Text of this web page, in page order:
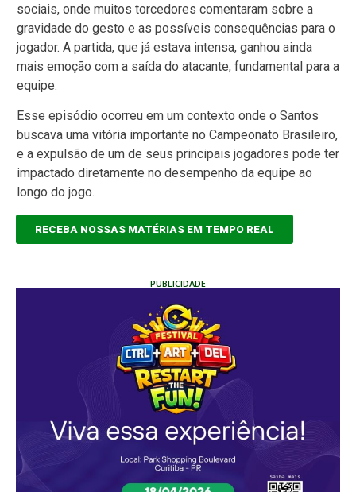
sociais, onde muitos torcedores comentaram sobre a
gravidade do gesto e as possíveis consequências para o
jogador. A partida, que já estava intensa, ganhou ainda
mais emoção com a saída do atacante, fundamental para a
equipe.
Esse episódio ocorreu em um contexto onde o Santos
buscava uma vitória importante no Campeonato Brasileiro,
e a expulsão de um de seus principais jogadores pode ter
impactado diretamente no desempenho da equipe ao
longo do jogo.
RECEBA NOSSAS MATÉRIAS EM TEMPO REAL
PUBLICIDADE